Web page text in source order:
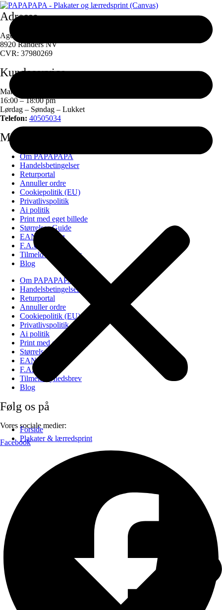
Forside
Plakater & lærredsprint
Adresse
Agerskellet 3
8920 Randers NV
CVR: 37980269
Kundeservice
Mandag – Torsdag
16:00 – 18:00 pm
Lørdag – Søndag – Lukket
Telefon: 40505034
Min konto
Om PAPAPAPA
Handelsbetingelser
Returportal
Annuller ordre
Cookiepolitik (EU)
Privatlivspolitik
Ai politik
Print med eget billede
Størrelses Guide
EAN Betaling
F.A.Q
Tilmeld nyhedsbrev
Blog
Om PAPAPAPA
Handelsbetingelser
Returportal
Annuller ordre
Cookiepolitik (EU)
Privatlivspolitik
Ai politik
Print med eget billede
Størrelses Guide
EAN Betaling
F.A.Q
Tilmeld nyhedsbrev
Blog
Følg os på
Vores sociale medier:
Facebook